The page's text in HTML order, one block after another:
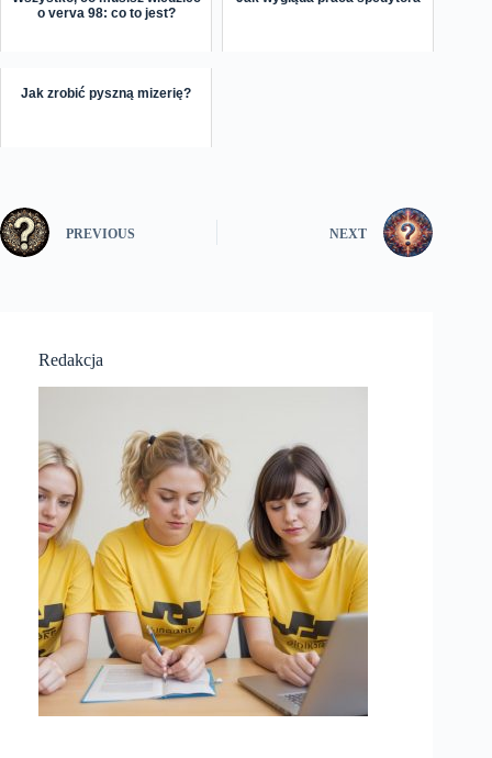
o verva 98: co to jest?
Jak zrobić pyszną mizerię?
PREVIOUS NEXT
Redakcja